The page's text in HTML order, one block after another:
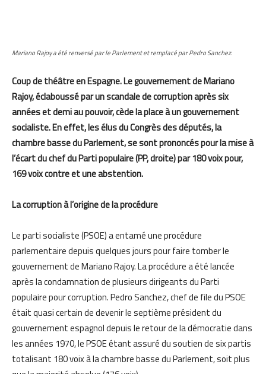
Mariano Rajoy a été renversé par le Parlement et remplacé par Pedro Sanchez.
Coup de théâtre en Espagne. Le gouvernement de Mariano
Rajoy, éclaboussé par un scandale de corruption après six
années et demi au pouvoir, cède la place à un gouvernement
socialiste. En effet, les élus du Congrès des députés, la
chambre basse du Parlement, se sont prononcés pour la mise à
l’écart du chef du Parti populaire (PP, droite) par 180 voix pour,
169 voix contre et une abstention.
La corruption à l’origine de la procédure
Le parti socialiste (PSOE) a entamé une procédure
parlementaire depuis quelques jours pour faire tomber le
gouvernement de Mariano Rajoy. La procédure a été lancée
après la condamnation de plusieurs dirigeants du Parti
populaire pour corruption. Pedro Sanchez, chef de file du PSOE
était quasi certain de devenir le septième président du
gouvernement espagnol depuis le retour de la démocratie dans
les années 1970, le PSOE étant assuré du soutien de six partis
totalisant 180 voix à la chambre basse du Parlement, soit plus